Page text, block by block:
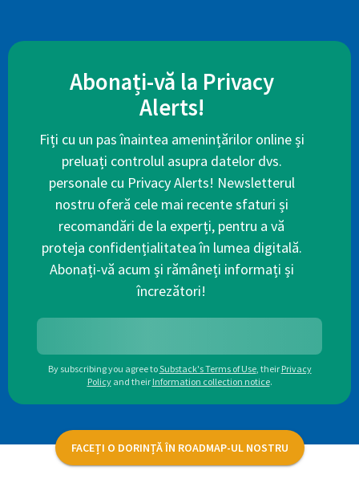
Abonați-vă la Privacy
Alerts!
Fiți cu un pas înaintea amenințărilor online și
preluați controlul asupra datelor dvs.
personale cu Privacy Alerts! Newsletterul
nostru oferă cele mai recente sfaturi și
recomandări de la experți, pentru a vă
proteja confidențialitatea în lumea digitală.
Abonați-vă acum și rămâneți informați și
încrezători!
By subscribing you agree toSubstack's Terms of Use, their Privacy
Policy and their Information collection notice.
FACEȚI O DORINȚĂ ÎN ROADMAP-UL NOSTRU